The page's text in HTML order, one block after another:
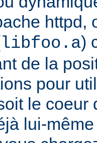
httpd,
libfoo.a)
de la
pour
le coeur
lui-